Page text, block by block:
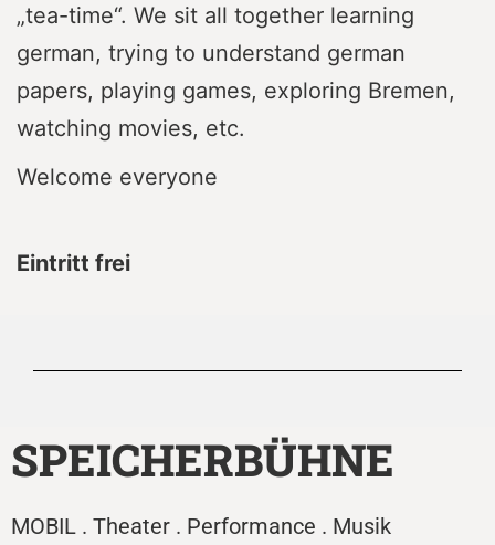
„tea-time“. We sit all together learning
german, trying to understand german
papers, playing games, exploring Bremen,
watching movies, etc.
Welcome everyone
Eintritt frei
SPEICHERBÜHNE
MOBIL . Theater . Performance . Musik